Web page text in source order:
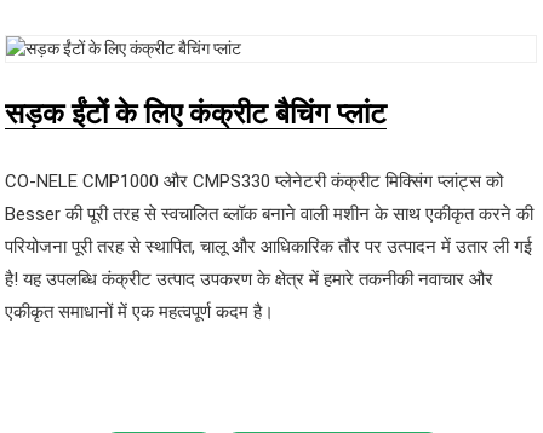
सड़क ईंटों के लिए कंक्रीट बैचिंग प्लांट
CO-NELE CMP1000 और CMPS330 प्लेनेटरी कंक्रीट मिक्सिंग प्लांट्स को
Besser की पूरी तरह से स्वचालित ब्लॉक बनाने वाली मशीन के साथ एकीकृत करने की
परियोजना पूरी तरह से स्थापित, चालू और आधिकारिक तौर पर उत्पादन में उतार ली गई
है! यह उपलब्धि कंक्रीट उत्पाद उपकरण के क्षेत्र में हमारे तकनीकी नवाचार और
एकीकृत समाधानों में एक महत्वपूर्ण कदम है।